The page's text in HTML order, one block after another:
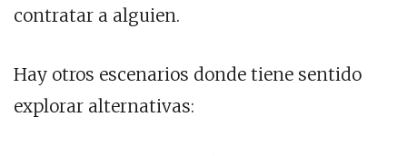
contratar a alguien.
Hay otros escenarios donde tiene sentido
explorar alternativas: